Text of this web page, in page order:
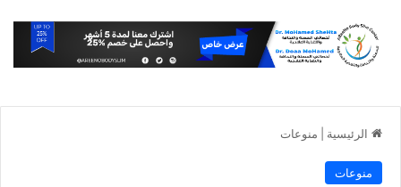
الرئيسية منوعات
منوعات